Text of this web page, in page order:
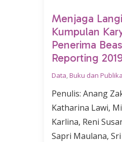
Menjaga
Kumpulan
Penerima
Reporting
Data,Buku dan
Penulis: Anang
Katharina Lawi,
Karlina, Reni
Sapri Maulana,